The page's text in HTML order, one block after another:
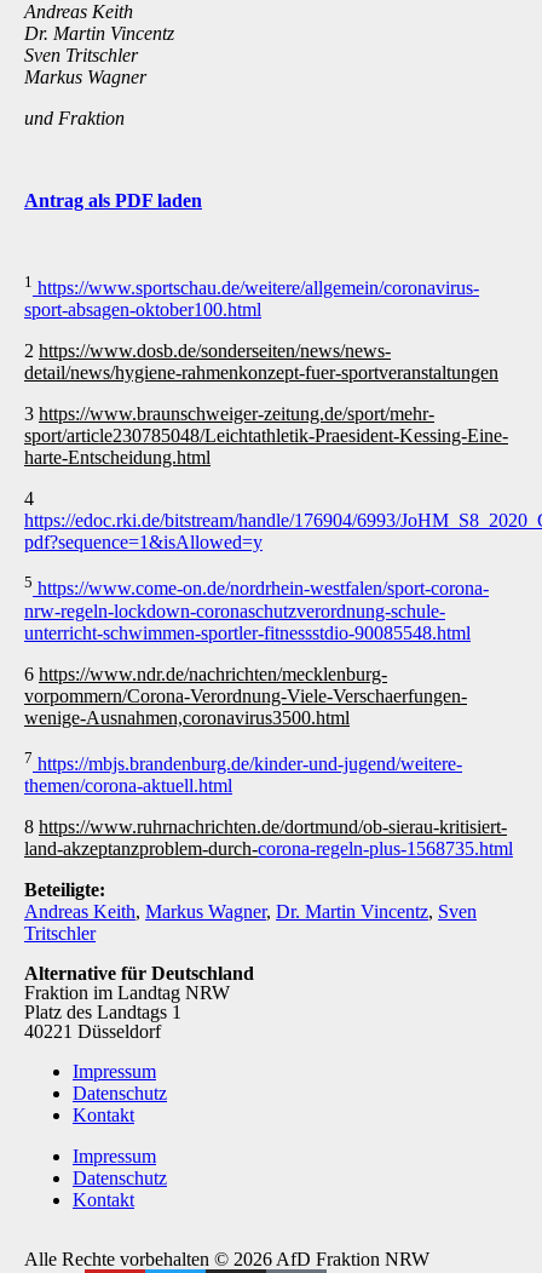
Andreas Keith
Dr. Martin Vincentz
Sven Tritschler
Markus Wagner
und Fraktion
Antrag als PDF laden
1 https://www.sportschau.de/weitere/allgemein/coronavirus-
sport-absagen-oktober100.html
2 https://www.dosb.de/sonderseiten/news/news-
detail/news/hygiene-rahmenkonzept-fuer-sportveranstaltungen
3 https://www.braunschweiger-zeitung.de/sport/mehr-
sport/article230785048/Leichtathletik-Praesident-Kessing-Eine-
harte-Entscheidung.html
4
https://edoc.rki.de/bitstream/handle/176904/6993/
pdf?sequence=1&isAllowed=y
5 https://www.come-on.de/nordrhein-westfalen/sport-corona-
nrw-regeln-lockdown-coronaschutzverordnung-schule-
unterricht-schwimmen-sportler-fitnessstdio-90085548.html
6 https://www.ndr.de/nachrichten/mecklenburg-
vorpommern/Corona-Verordnung-Viele-Verschaerfungen-
wenige-Ausnahmen,coronavirus3500.html
7 https://mbjs.brandenburg.de/kinder-und-jugend/weitere-
themen/corona-aktuell.html
8 https://www.ruhrnachrichten.de/dortmund/ob-sierau-kritisiert-
land-akzeptanzproblem-durch-corona-regeln-plus-1568735.html
Beteiligte:
Andreas Keith, Markus Wagner, Dr. Martin Vincentz, Sven
Tritschler
Alternative für Deutschland
Fraktion im Landtag NRW
Platz des Landtags 1
40221 Düsseldorf
Impressum
Datenschutz
Kontakt
Impressum
Datenschutz
Kontakt
Alle Rechte vorbehalten © 2026 AfD Fraktion NRW